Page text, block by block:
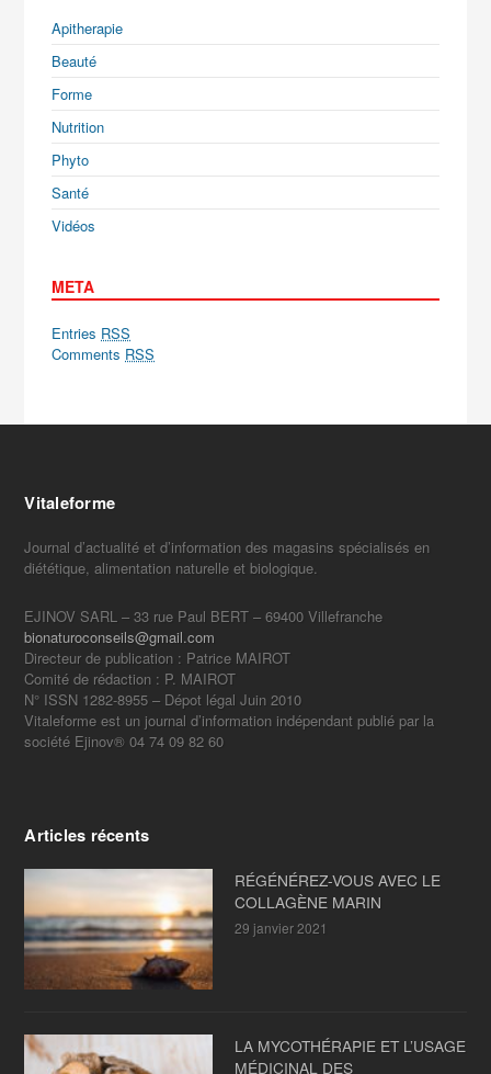
Apitherapie
Beauté
Forme
Nutrition
Phyto
Santé
Vidéos
META
Entries RSS
Comments RSS
Vitaleforme
Journal d’actualité et d’information des magasins spécialisés en
diététique, alimentation naturelle et biologique.
EJINOV SARL – 33 rue Paul BERT – 69400 Villefranche
bionaturoconseils@gmail.com
Directeur de publication : Patrice MAIROT
Comité de rédaction : P. MAIROT
N° ISSN 1282-8955 – Dépot légal Juin 2010
Vitaleforme est un journal d’information indépendant publié par la
société Ejinov® 04 74 09 82 60
Articles récents
RÉGÉNÉREZ-VOUS AVEC LE
COLLAGÈNE MARIN
29 janvier 2021
LA MYCOTHÉRAPIE ET L’USAGE
MÉDICINAL DES